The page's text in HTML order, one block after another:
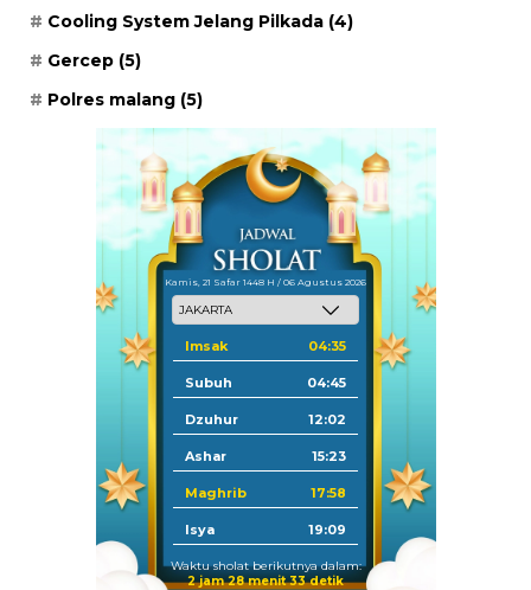
Cooling System Jelang Pilkada (4)
Gercep (5)
Polres malang (5)
Kamis, 21 Safar 1448 H / 06 Agustus 2026
Imsak 04:35
Subuh 04:45
Dzuhur 12:02
Ashar 15:23
Maghrib 17:58
Isya 19:09
Waktu sholat berikutnya dalam:
2 jam 28 menit 32 detik